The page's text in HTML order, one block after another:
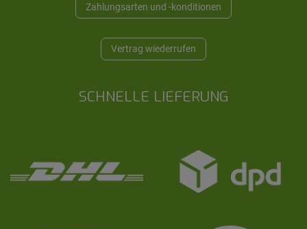
Zahlungsarten und -konditionen
Vertrag wiederrufen
SCHNELLE LIEFERUNG